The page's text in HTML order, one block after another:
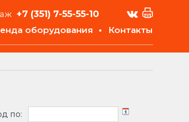
+7 (351) 7-55-55-10
оборудования Контакты
по: